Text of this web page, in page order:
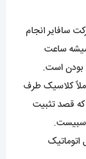
انجام
ساعت
است.
کلاسیک طرف
قصد تثبیت